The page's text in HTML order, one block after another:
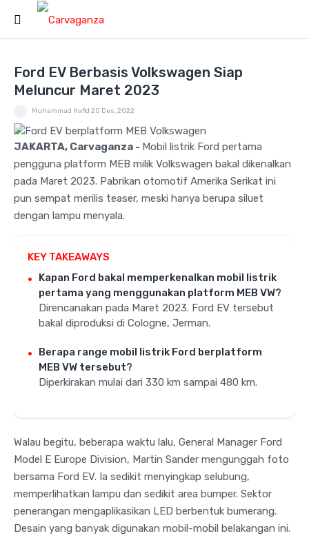
Ford EV Berbasis Volkswagen Siap
Meluncur Maret 2023
Muhammad Hafid 20 Des, 2022
JAKARTA, Carvaganza - Mobil listrik Ford pertama
pengguna platform MEB milik Volkswagen bakal dikenalkan
pada Maret 2023. Pabrikan otomotif Amerika Serikat ini
pun sempat merilis teaser, meski hanya berupa siluet
dengan lampu menyala.
KEY TAKEAWAYS
Kapan Ford bakal memperkenalkan mobil listrik
pertama yang menggunakan platform MEB VW?
Direncanakan pada Maret 2023. Ford EV tersebut
bakal diproduksi di Cologne, Jerman.
Berapa range mobil listrik Ford berplatform
MEB VW tersebut?
Diperkirakan mulai dari 330 km sampai 480 km.
Walau begitu, beberapa waktu lalu, General Manager Ford
Model E Europe Division, Martin Sander mengunggah foto
bersama Ford EV. Ia sedikit menyingkap selubung,
memperlihatkan lampu dan sedikit area bumper. Sektor
penerangan mengaplikasikan LED berbentuk bumerang.
Desain yang banyak digunakan mobil-mobil belakangan ini.